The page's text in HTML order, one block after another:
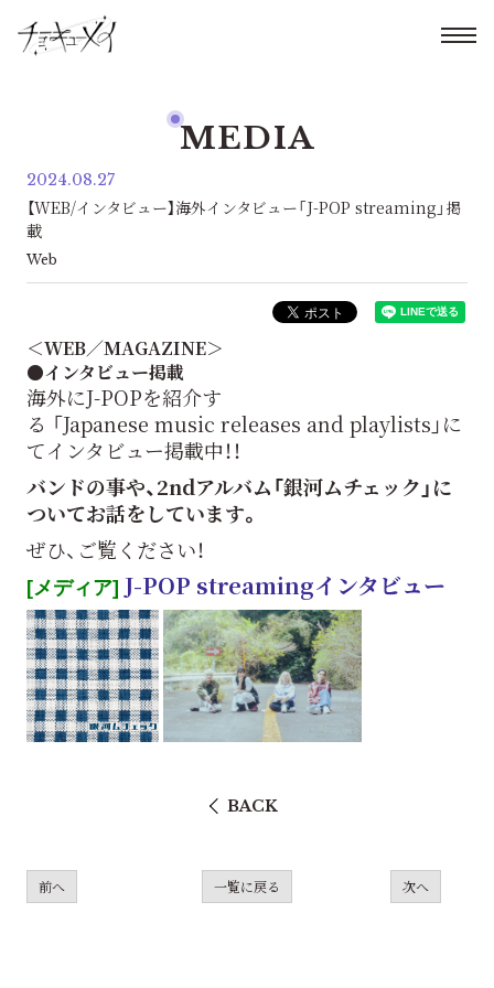
MEDIA
2024.08.27
【WEB/インタビュー】海外インタビュー「J-POP streaming」掲
載
Web
＜WEB／MAGAZINE＞
●インタビュー掲載
海外にJ-POPを紹介す
る 「Japanese music releases and playlists」に
てインタビュー掲載中！！
バンドの事や、2ndアルバム「銀河ムチェック」に
ついてお話をしています。
ぜひ、ご覧ください！
[メディア] J-POP streamingインタビュー
BACK
前へ 一覧に戻る 次へ